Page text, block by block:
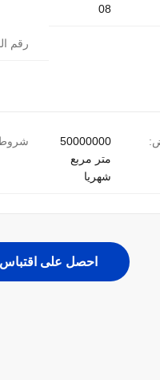
08
رقم
شروط
50000000
متر مربع
شهريا
احصل على اقتباس